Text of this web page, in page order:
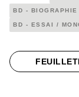
BD -
BD - ESSAI /